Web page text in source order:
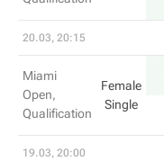
20.03, 20:15
Miami
Open,
Qualification
Female
Single
19.03, 20:00